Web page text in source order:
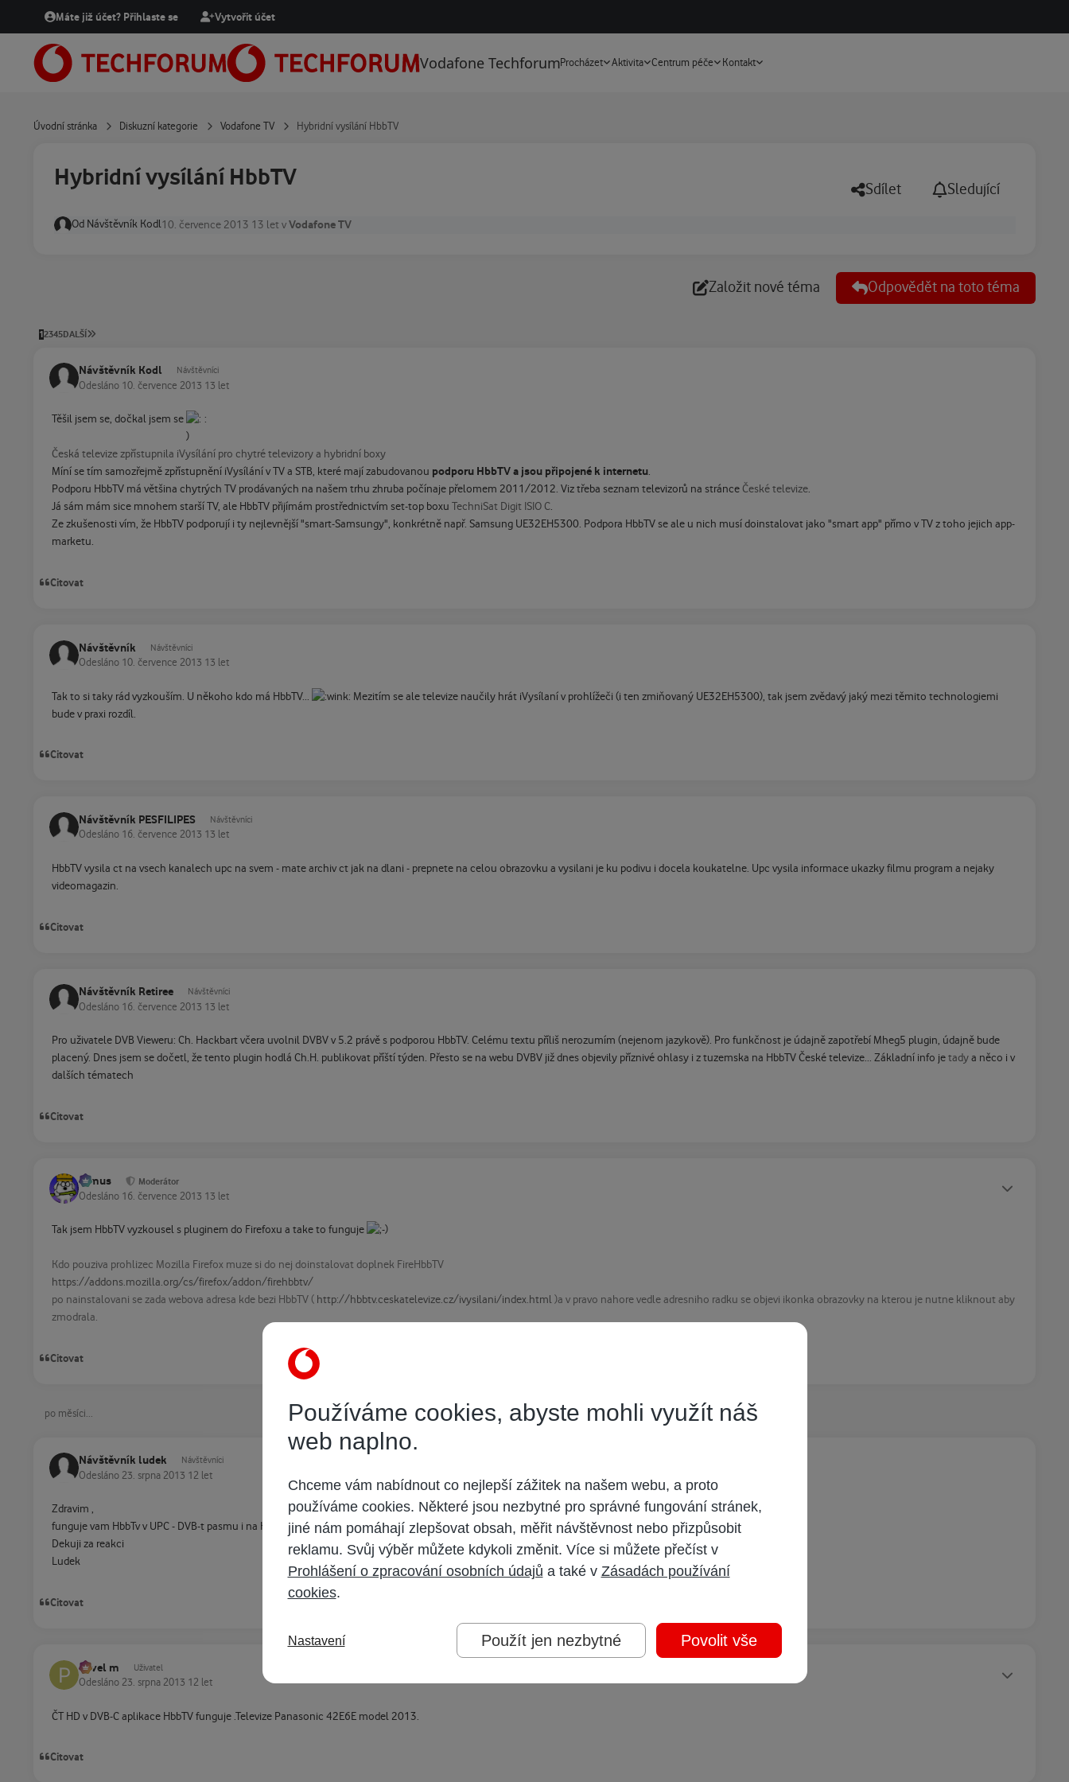
Přejít na obsah
Máte již účet? Přihlaste se Vytvořit účet
Vodafone TechforumProcházet Aktivita Centrum péče Kontakt
Úvodní stránka Diskuzní kategorie Vodafone TV Hybridní vysílání HbbTV
Hybridní vysílání HbbTV Sdílet Sledující
Od Návštěvník Kodl10. července 2013 13 let vVodafone TV
Založit nové téma Odpovědět na toto téma
12345DALŠÍ
Návštěvník Kodl Návštěvníci
Odesláno 10. července 2013 13 let
Těšil jsem se, dočkal jsem se :
Česká televize zpřístupnila iVysílání pro chytré televizory a hybridní boxy
Míní se tím samozřejmě zpřístupnění iVysílání v TV a STB, které mají zabudovanou podporu HbbTV a jsou připojené k internetu.
Podporu HbbTV má většina chytrých TV prodávaných na našem trhu zhruba počínaje přelomem 2011/2012. Viz třeba seznam televizorů na stránce České televize.
Já sám mám sice mnohem starší TV, ale HbbTV přijímám prostřednictvím set-top boxu TechniSat Digit ISIO C.
Ze zkušenosti vím, že HbbTV podporují i ty nejlevnější "smart-Samsungy", konkrétně např. Samsung UE32EH5300. Podpora HbbTV se ale u nich musí doinstalovat jako "smart app" přímo v TV z toho jejich app-
marketu.
Citovat
Návštěvník Návštěvníci
Odesláno 10. července 2013 13 let
Tak to si taky rád vyzkouším. U někoho kdo má HbbTV...
Mezitím se ale televize naučily hrát iVysílaní v prohlížeči (i ten zmiňovaný UE32EH5300), tak jsem zvědavý jaký mezi těmito technologiemi
bude v praxi rozdíl.
Citovat
Návštěvník PESFILIPES Návštěvníci
Odesláno 16. července 2013 13 let
HbbTV vysila ct na vsech kanalech upc na svem - mate archiv ct jak na dlani - prepnete na celou obrazovku a vysilani je ku podivu i docela koukatelne. Upc vysila informace ukazky filmu program a nejaky
videomagazin.
Citovat
Návštěvník Retiree Návštěvníci
Odesláno 16. července 2013 13 let
Pro uživatele DVB Vieweru: Ch. Hackbart včera uvolnil DVBV v 5.2 právě s podporou HbbTV. Celému textu příliš nerozumím (nejenom jazykově). Pro funkčnost je údajně zapotřebí Mheg5 plugin, údajně bude
placený. Dnes jsem se dočetl, že tento plugin hodlá Ch.H. publikovat příští týden. Přesto se na webu DVBV již dnes objevily příznivé ohlasy i z tuzemska na HbbTV České televize... Základní info jetadya něco i v
dalších tématech
Citovat
tomus Moderátor
Odesláno 16. července 2013 13 let
Tak jsem HbbTV vyzkousel s pluginem do Firefoxu a take to funguje
Kdo pouziva prohlizec Mozilla Firefox muze si do nej doinstalovat doplnek FireHbbTV
https://addons.mozilla.org/cs/firefox/addon/firehbbtv/
po nainstalovani se zada webova adresa kde bezi HbbTV ( http://hbbtv.ceskatelevize.cz/ivysilani/index.html)a v pravo nahore vedle adresniho radku se objevi ikonka obrazovky na kterou je nutne kliknout aby
zmodrala.
Citovat
po měsíci...
Návštěvník ludek Návštěvníci
Odesláno 23. srpna 2013 12 let
Zdravim ,
funguje vam HbbTv v UPC - DVB-t pasmu i na HD kanalech CT ? Pripadne chodi to na DVB-C na HD kanalech? nebo jen na sd kanalech
Dekuji za reakci
Ludek
Citovat
Pavel m Uživatel
Odesláno 23. srpna 2013 12 let
ČT HD v DVB-C aplikace HbbTV funguje .Televize Panasonic 42E6E model 2013.
Citovat
Používáme cookies, abyste mohli využít náš
web naplno.
Chceme vám nabídnout co nejlepší zážitek na našem webu, a proto
používáme cookies. Některé jsou nezbytné pro správné fungování stránek,
jiné nám pomáhají zlepšovat obsah, měřit návštěvnost nebo přizpůsobit
reklamu. Svůj výběr můžete kdykoli změnit. Více si můžete přečíst v
Prohlášení o zpracování osobních údajů a také v Zásadách používání
cookies.
Použít jen nezbytné Povolit vše
Nastavení